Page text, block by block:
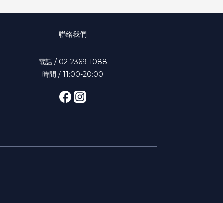
聯絡我們
電話 / 02-2369-1088
時間 / 11:00-20:00